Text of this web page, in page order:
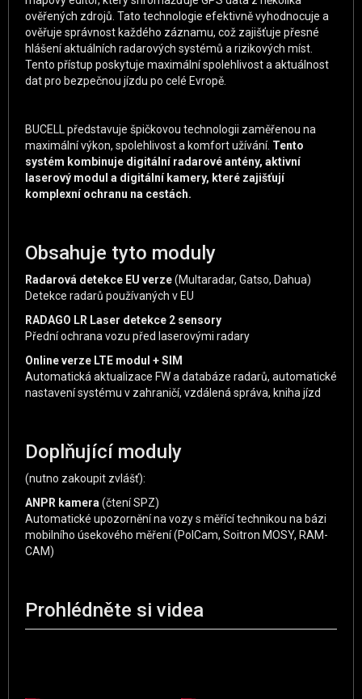
ověřených zdrojů. Tato technologie efektivně vyhodnocuje a
ověřuje správnost každého záznamu, což zajišťuje přesné
hlášení aktuálních radarových systémů a rizikových míst.
Tento přístup poskytuje maximální spolehlivost a aktuálnost
dat pro bezpečnou jízdu po celé Evropě.
BUCELL představuje špičkovou technologii zaměřenou na
maximální výkon, spolehlivost a komfort užívání. Tento
systém kombinuje digitální radarové antény, aktivní
laserový modul a digitální kamery, které zajišťují
komplexní ochranu na cestách.
Obsahuje tyto moduly
Radarová detekce EU verze(Multaradar, Gatso, Dahua)
Detekce radarů používaných v EU
RADAGO LR Laser detekce 2 sensory
Přední ochrana vozu před laserovými radary
Online verze LTE modul + SIM
Automatická aktualizace FW a databáze radarů, automatické
nastavení systému v zahraničí, vzdálená správa, kniha jízd
Doplňující moduly
(nutno zakoupit zvlášť):
ANPR kamera (čtení SPZ)
Automatické upozornění na vozy s měřící technikou na bázi
mobilního úsekového měření (PolCam, Soitron MOSY, RAM-
CAM)
Prohlédněte si videa